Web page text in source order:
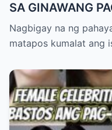
SA GINAWANG
ANG SA KANIYA!
Nagbigay na ng
matapos kumalat ang